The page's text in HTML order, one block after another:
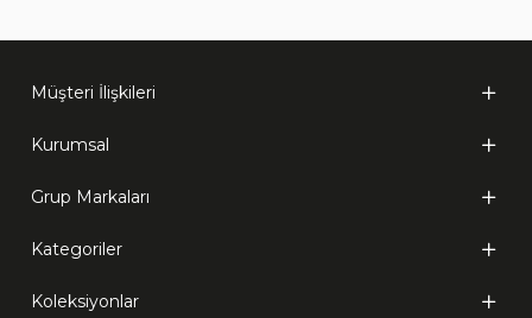
Müşteri İlişkileri
Kurumsal
Grup Markaları
Kategoriler
Koleksiyonlar